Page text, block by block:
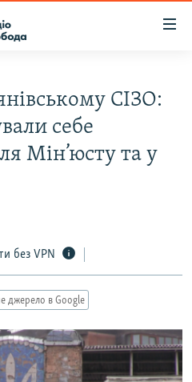
СІЗО:
себе
Мін’юсту та у
без VPN
джерело в Google